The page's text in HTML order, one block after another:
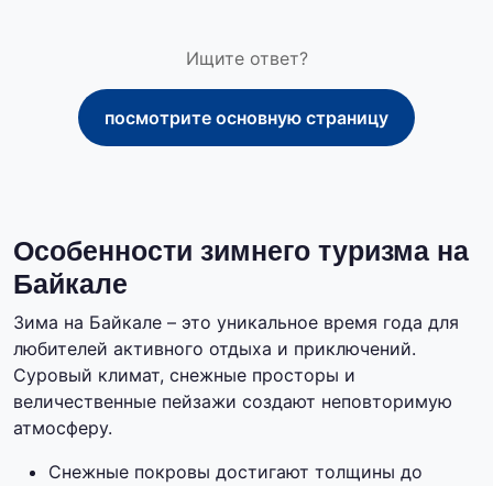
Ищите ответ?
посмотрите основную страницу
Особенности зимнего туризма на
Байкале
Зима на Байкале – это уникальное время года для
любителей активного отдыха и приключений.
Суровый климат, снежные просторы и
величественные пейзажи создают неповторимую
атмосферу.
Снежные покровы достигают толщины до